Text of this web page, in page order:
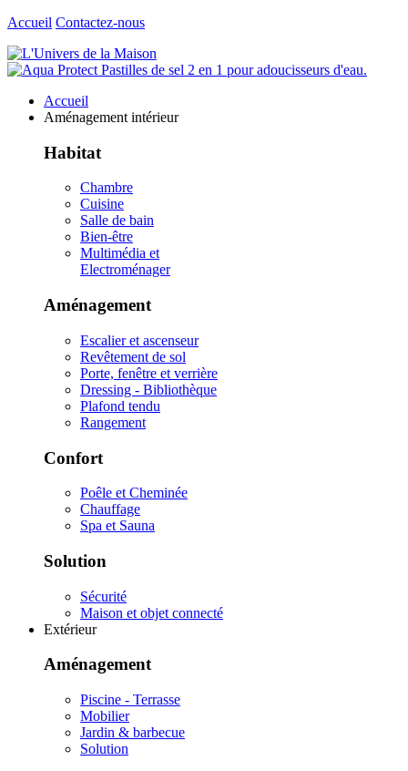
Accueil Contactez-nous
Accueil
Aménagement intérieur
Habitat
Chambre
Cuisine
Salle de bain
Bien-être
Multimédia et
Electroménager
Aménagement
Escalier et ascenseur
Revêtement de sol
Porte, fenêtre et verrière
Dressing - Bibliothèque
Plafond tendu
Rangement
Confort
Poêle et Cheminée
Chauffage
Spa et Sauna
Solution
Sécurité
Maison et objet connecté
Extérieur
Aménagement
Piscine - Terrasse
Mobilier
Jardin & barbecue
Solution